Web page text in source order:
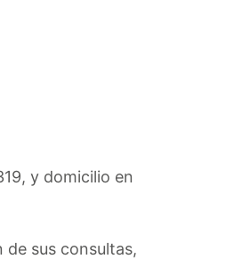
y domicilio en
de sus consultas,